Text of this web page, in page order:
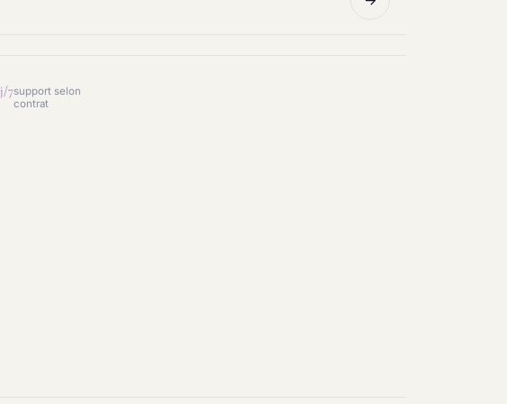
j/7support selon
contrat